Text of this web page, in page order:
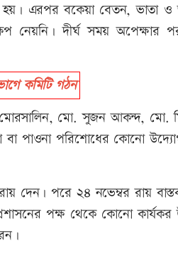
হয়। এরপর বকেয়া বেতন, ভাতা ও
নেয়নি। দীর্ঘ সময় অপেক্ষার
কমিটি গঠন
মো. সুজন আকন্দ, মো.
পাওনা পরিশোধের কোনো
দেন। পরে ২৪ নভেম্বর রায়
পক্ষ থেকে কোনো